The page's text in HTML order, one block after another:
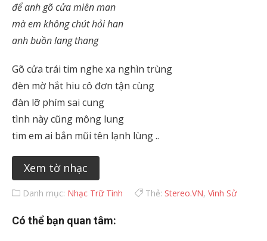
để anh gõ cửa miên man
mà em không chút hỏi han
anh buồn lang thang
Gõ cửa trái tim nghe xa nghìn trùng
đèn mờ hắt hiu cô đơn tận cùng
đàn lỡ phím sai cung
tình này cũng mông lung
tim em ai bắn mũi tên lạnh lùng ..
Xem tờ nhạc
Danh mục: Nhạc Trữ Tình Thẻ: Stereo.VN, Vinh Sử
Có thể bạn quan tâm: